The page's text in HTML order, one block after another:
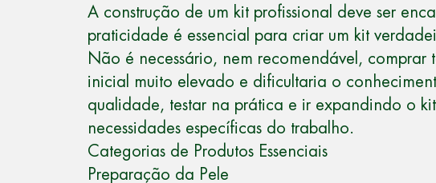
A construção de um kit profissional deve ser
praticidade é essencial para criar um kit
Não é necessário, nem recomendável, comprar
inicial muito elevado e dificultaria o
qualidade, testar na prática e ir expandindo o
necessidades específicas do trabalho.
Categorias de Produtos Essenciais
Preparação da Pele